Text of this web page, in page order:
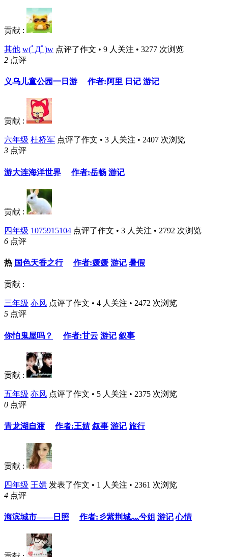
贡献 :
其他 w(ﾟДﾟ)w 点评了作文 • 9 人关注 • 3277 次浏览
2 点评
义乌儿童公园一日游 作者:阿里 日记 游记
贡献 :
六年级 杜桥军 点评了作文 • 3 人关注 • 2407 次浏览
3 点评
游大连海洋世界 作者:岳畅 游记
贡献 :
四年级 1075915104 点评了作文 • 3 人关注 • 2792 次浏览
6 点评
热 国色天香之行 作者:媛媛 游记 暑假
贡献 :
三年级 亦风 点评了作文 • 4 人关注 • 2472 次浏览
5 点评
你怕鬼屋吗？ 作者:甘云 游记 叙事
贡献 :
五年级 亦风 点评了作文 • 5 人关注 • 2375 次浏览
0 点评
青龙湖自渡 作者:王婧 叙事 游记 旅行
贡献 :
四年级 王婧 发表了作文 • 1 人关注 • 2361 次浏览
4 点评
海滨城市——日照 作者:彡紫荆城灬兮姐 游记 心情